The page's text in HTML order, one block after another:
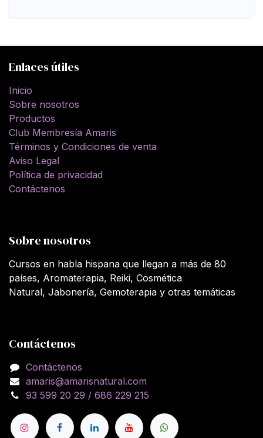
Enlaces útiles
Inicio
Sobre nosotros
Productos
Club Membresía Amaris
Términos y Condiciones de venta
Aviso Legal
Política de privacidad
Contáctenos
Sobre nosotros
Cursos en habla hispana que llegan a más de 80
países, Aromaterapia, Reiki, Cosmética
Natural, Jabonería, Gemoterapia y otras temáticas
Contáctenos
Contáctenos
amaris@amarisnatural.com
93 599 20 29 / 686 229 215